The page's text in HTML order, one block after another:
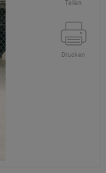
Teilen
Drucken